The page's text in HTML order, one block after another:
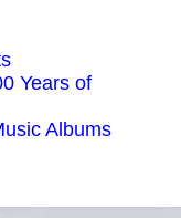
Years of
Albums